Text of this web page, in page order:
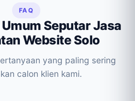
FAQ
Seputar Jasa
Website Solo
yang paling sering
calon klien kami.